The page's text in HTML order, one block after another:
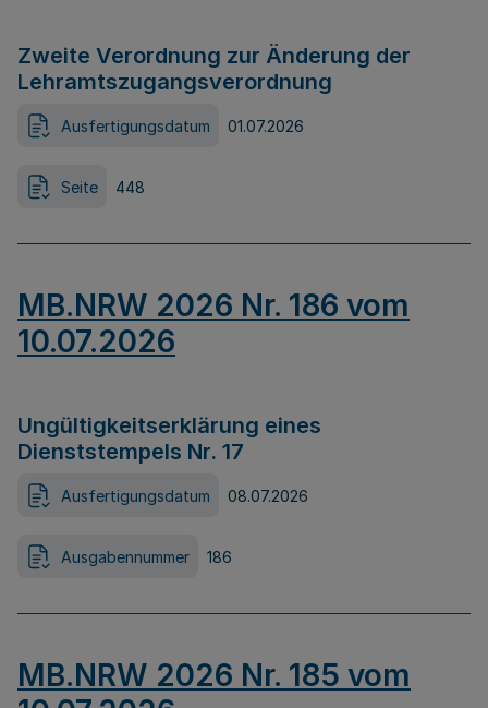
Zweite Verordnung zur Änderung der
Lehramtszugangsverordnung
Ausfertigungsdatum 01.07.2026
Seite 448
MB.NRW 2026 Nr. 186 vom
10.07.2026
Ungültigkeitserklärung eines
Dienststempels Nr. 17
Ausfertigungsdatum 08.07.2026
Ausgabennummer 186
MB.NRW 2026 Nr. 185 vom